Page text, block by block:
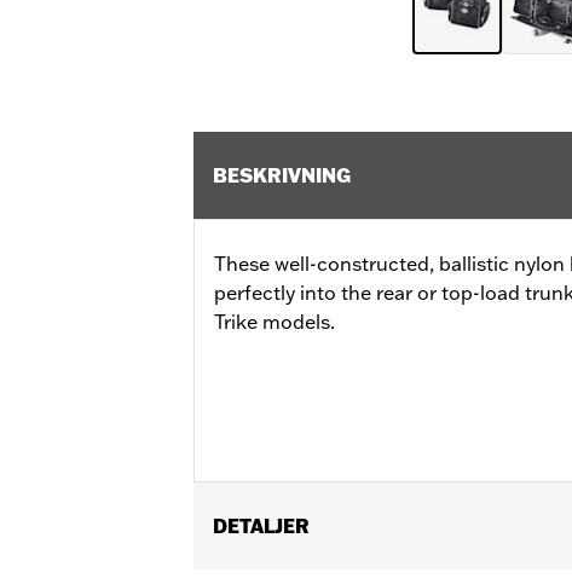
BESKRIVNING
These well-constructed, ballistic nylon
perfectly into the rear or top-load
Trike models.
DETALJER